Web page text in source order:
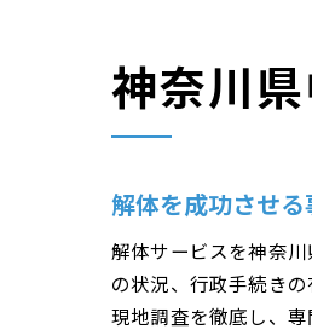
神奈川
解体を成功させ
解体サービスを神奈
の状況、行政手続き
現地調査を徹底し、